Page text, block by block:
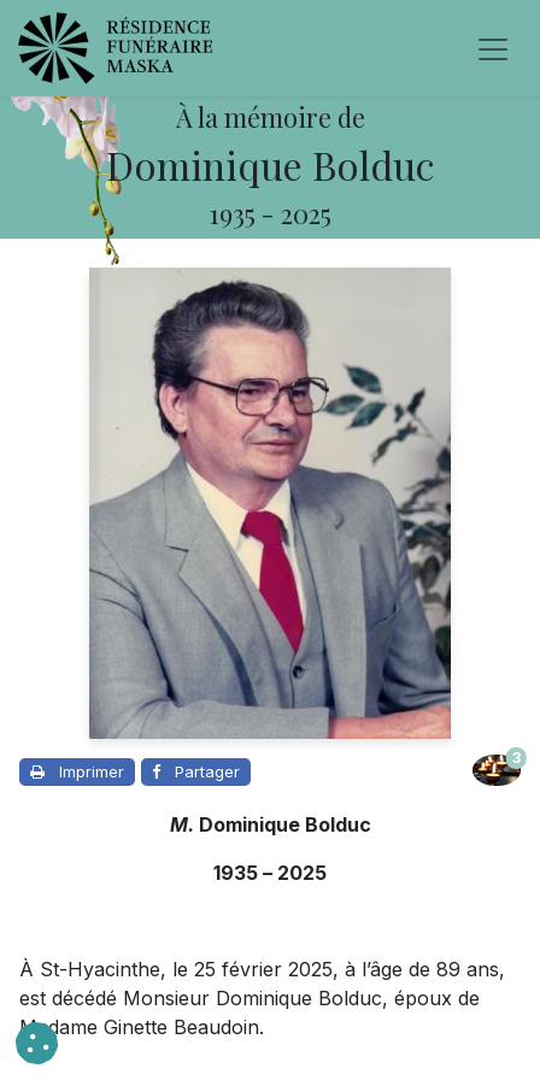
À la mémoire de
Dominique Bolduc
1935 - 2025
Imprimer Partager
3
M. Dominique Bolduc
1935 – 2025
À St-Hyacinthe, le 25 février 2025, à l’âge de 89 ans,
est décédé Monsieur Dominique Bolduc, époux de
Madame Ginette Beaudoin.